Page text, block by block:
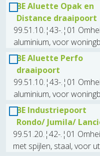
BE Aluette Opak en
Distance draaipoort
99.51.10.¦43-.¦01
aluminium, voor
BE Aluette Perfo
draaipoort
99.51.10.¦43-.¦01
aluminium, voor
BE Industriepoort
Rondo/ Jumila/
99.51.20.¦42-.¦01
met spijlen, staal, voor